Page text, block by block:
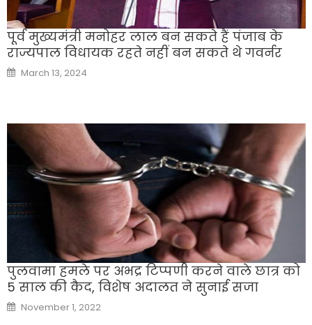
पूर्व मुख्यमंत्री मनोहर लाल बन सकते हैं पंजाब के
राज्यपाल विधायक रहते नहीं बन सकते थे गवर्नर
Posted
on
March 13, 2024
पुलवामा हमले पर अभद्र टिप्पणी करने वाले छात्र को
5 साल की कैद, विशेष अदालत ने सुनाई सजा
Posted
on
November 1, 2022